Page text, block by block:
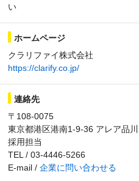
い
ホームページ
クラリファイ株式会社
https://clarify.co.jp/
連絡先
〒108-0075
東京都港区港南1-9-36 アレア品
採用担当
TEL / 03-4446-5266
E-mail / 企業に問い合わせる